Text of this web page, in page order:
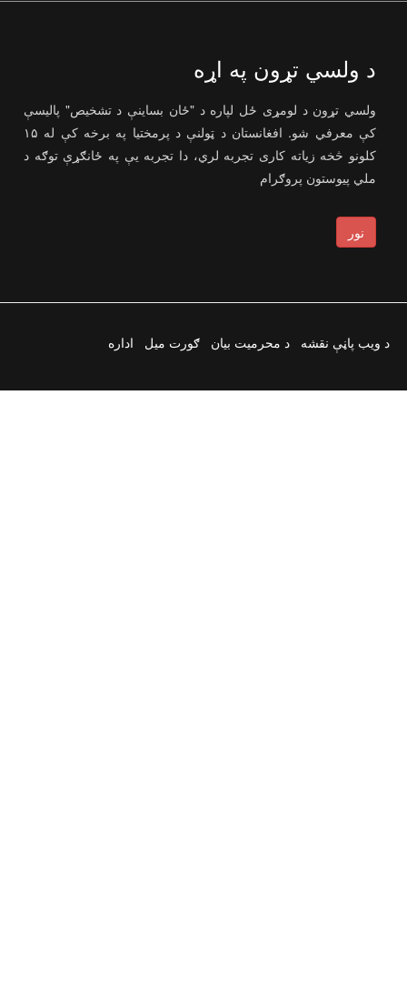
د ولسي تړون په اړه
ولسي تړون د لومړی ځل لپاره د "ځان بساینې د تشخیص" پالیسې
کې معرفي شو. افغانستان د ټولنې د پرمختیا په برخه کې له ۱۵
کلونو څخه زیاته کاری تجربه لري، دا تجربه یې په ځانګړې توګه د
ملي پیوستون پروګرام
نور
د ویب پاڼې نقشه د محرمیت بیان ګورت میل اداره